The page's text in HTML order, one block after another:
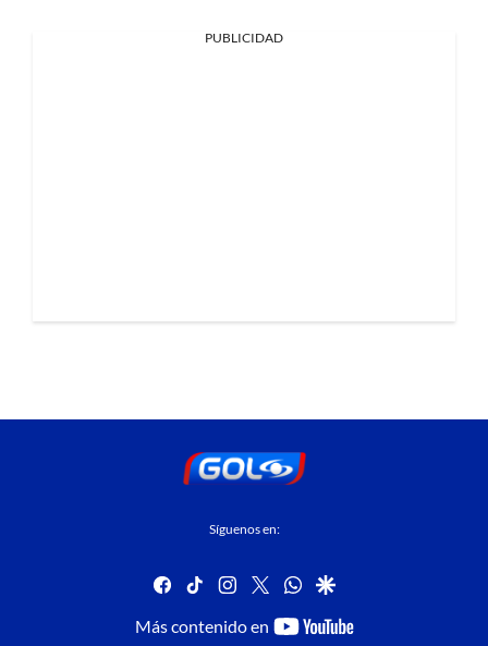
PUBLICIDAD
Síguenos en:
facebook
tiktok instagram
twitterwhatsapp
google
Más contenido en
youtube-